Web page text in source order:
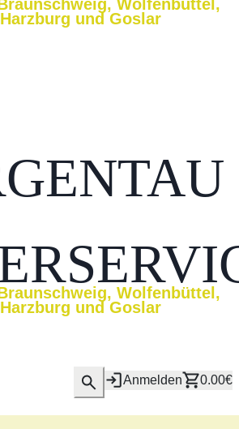
Wolfenbüttel,
und Goslar
Wolfenbüttel,
und Goslar
Anmelden 0
0.00€